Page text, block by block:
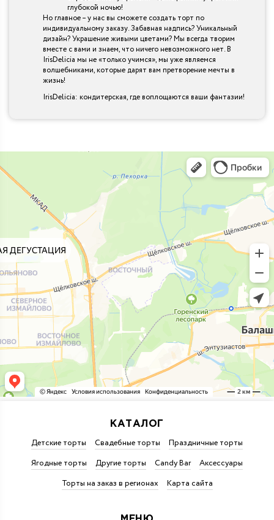
глубокой ночью!
Но главное – у нас вы сможете создать торт по
индивидуальному заказу. Забавная надпись? Уникальный
дизайн? Украшение живыми цветами? Мы всегда творим
вместе с вами и знаем, что ничего невозможного нет. В
IrisDelicia мы не «только учимся», мы уже являемся
волшебниками, которые дарят вам претворение мечты в
жизнь!
IrisDelicia: кондитерская, где воплощаются ваши фантазии!
КАТАЛОГ
Детские торты Свадебные торты
Праздничные торты
Ягодные торты
Другие торты Candy Bar
Аксессуары
Торты на заказ в регионах
Карта сайта